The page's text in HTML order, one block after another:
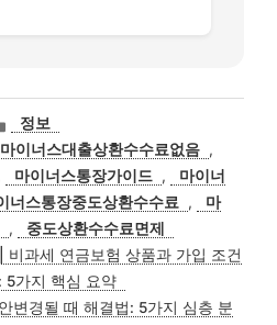
카
테
고
리
정보
마이너스대출상환수수료없음 ,
마이너스통장가이드 ,
마이너
너스통장중도상환수수료 ,
마
,
중도상환수수료면제
비과세 연금보험 상품과 가입 조건
5가지 핵심 요약
변경될 때 해결법: 5가지 심층 분